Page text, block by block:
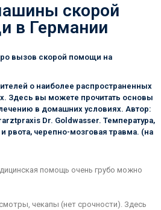
скорой
в Германии
вызов скорой помощи на
о наиболее распространенных
Здесь вы можете прочитать основы
в домашних условиях. Автор:
Dr. Goldwasser. Температура,
рвота, черепно-мозговая травма. (на
помощь очень грубо можно
чекапы (нет срочности). Здесь